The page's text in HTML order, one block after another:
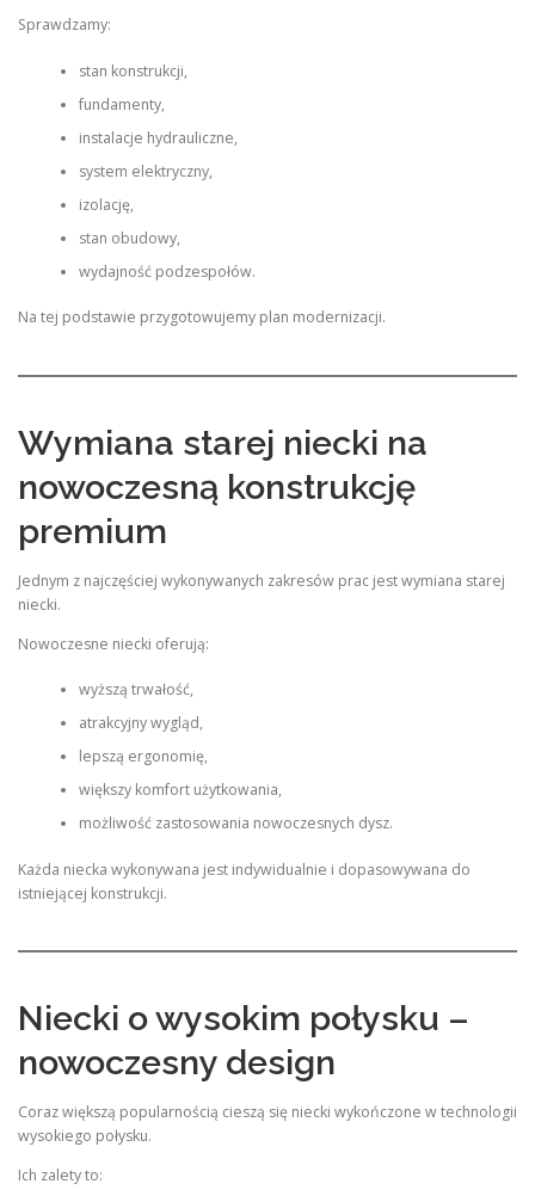
Sprawdzamy:
stan konstrukcji,
fundamenty,
instalacje hydrauliczne,
system elektryczny,
izolację,
stan obudowy,
wydajność podzespołów.
Na tej podstawie przygotowujemy plan modernizacji.
Wymiana starej niecki na
nowoczesną konstrukcję
premium
Jednym z najczęściej wykonywanych zakresów prac jest wymiana starej
niecki.
Nowoczesne niecki oferują:
wyższą trwałość,
atrakcyjny wygląd,
lepszą ergonomię,
większy komfort użytkowania,
możliwość zastosowania nowoczesnych dysz.
Każda niecka wykonywana jest indywidualnie i dopasowywana do
istniejącej konstrukcji.
Niecki o wysokim połysku –
nowoczesny design
Coraz większą popularnością cieszą się niecki wykończone w technologii
wysokiego połysku.
Ich zalety to: